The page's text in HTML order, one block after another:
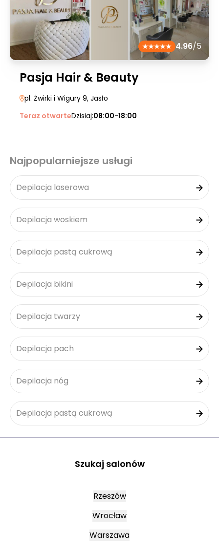
4.96/5
Pasja Hair & Beauty
pl. Żwirki i Wigury 9, Jasło
Teraz otwarteDzisiaj:08:00-18:00
Najpopularniejsze usługi
Depilacja laserowa
Depilacja woskiem
Depilacja pastą cukrową
Depilacja bikini
Depilacja twarzy
Depilacja pach
Depilacja nóg
Depilacja pastą cukrową
Szukaj salonów
Rzeszów
Wrocław
Warszawa